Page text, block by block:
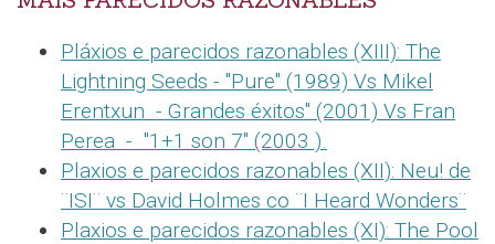
Pláxios e parecidos razonables (XIII): The
Lightning Seeds - "Pure" (1989) Vs Mikel
Erentxun - Grandes éxitos" (2001) Vs Fran
Perea - "1+1 son 7" (2003 ).
Plaxios e parecidos razonables (XII): Neu! de
¨ISI¨ vs David Holmes co ¨I Heard Wonders¨
Plaxios e parecidos razonables (XI): The Pool